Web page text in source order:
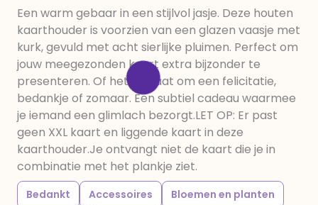
Een warm gebaar in een stijlvol jasje. Deze houten
kaarthouder is voorzien van een glazen vaasje met
kurk, gevuld met acht sierlijke pluimen. Perfect om
jouw meegezonden kaart extra bijzonder te
presenteren. Of het nu gaat om een felicitatie,
bedankje of zomaar. Een subtiel cadeau waarmee
je iemand een glimlach bezorgt.LET OP: Er past
geen XXL kaart en liggende kaart in deze
kaarthouder.Je ontvangt niet de kaart die je in
combinatie met het plankje ziet.
Bedankt Accessoires
Bloemen en planten